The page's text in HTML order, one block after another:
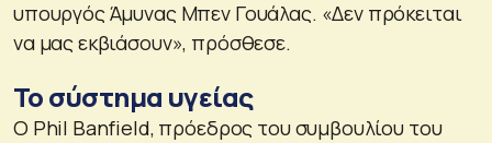
υπουργός Άμυνας Μπεν Γουάλας. «Δεν πρόκειται
να μας εκβιάσουν», πρόσθεσε.
Το σύστημα υγείας
Ο Phil Banfield, πρόεδρος του συμβουλίου του